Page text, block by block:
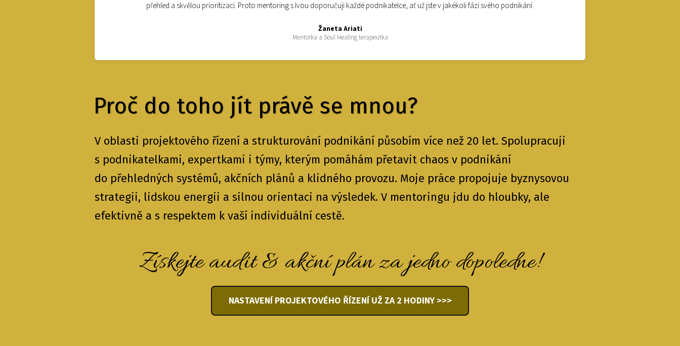
přehled a skvělou prioritizaci. Proto mentoring s Ivou doporučuji každé podnikatelce, ať už jste v jakékoli fázi svého podnikání.
Žaneta Ariati
Mentorka a Soul Healing terapeutka
Proč do toho jít právě se mnou?
V oblasti projektového řízení a strukturování podnikání působím více než 20 let. Spolupracuji
s podnikatelkami, expertkami i týmy, kterým pomáhám přetavit chaos v podnikání
do přehledných systémů, akčních plánů a klidného provozu. Moje práce propojuje byznysovou
strategii, lidskou energii a silnou orientaci na výsledek. V mentoringu jdu do hloubky, ale
efektivně a s respektem k vaší individuální cestě.
Získejte audit & akční plán za jedno dopoledne!
NASTAVENÍ PROJEKTOVÉHO ŘÍZENÍ UŽ ZA 2 HODINY >>>